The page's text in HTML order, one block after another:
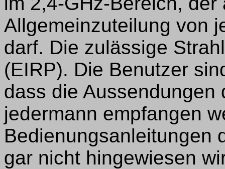
Allgemeinzuteilung von
darf. Die zulässige
(EIRP). Die Benutzer
dass die Aussendungen
jedermann empfangen
Bedienungsanleitungen
gar nicht hingewiesen